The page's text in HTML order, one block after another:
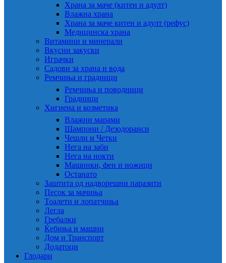
Храна за маче (китен и адулт)
Влажна храна
Храна за маче китен и адулт (рефус)
Медицинска храна
Витамини и минерали
Вкусни закуски
Играчки
Садови за храна и вода
Ремчиња и градници
Ремчиња и поводници
Градници
Хигиена и козметика
Влажни марами
Шампони / Дезодоранси
Чешли и Четки
Нега на заби
Нега на нокти
Машинки, фен и ножици
Останато
Заштита од надворешни паразити
Песок за мачиња
Тоалети и лопатчиња
Легла
Гребалки
Ќебиња и машни
Дом и Транспорт
Додатоци
Глодари